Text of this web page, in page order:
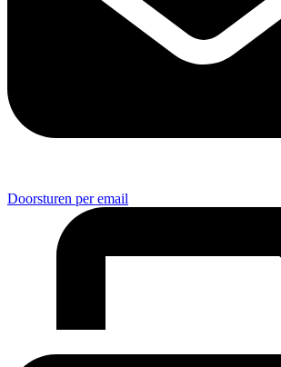
Doorsturen per email